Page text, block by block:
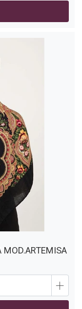
MOD.ARTEMISA
+